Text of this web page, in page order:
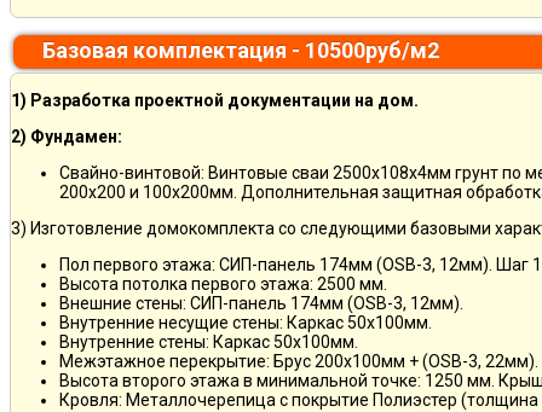
Базовая комплектация - 10500руб/м2
1) Разработка проектной документации на дом.
2) Фундамен:
Свайно-винтовой: Винтовые сваи 2500х108х4мм грунт по
200х200 и 100х200мм. Дополнительная защитная
3) Изготовление домокомплекта со следующими базовыми
Пол первого этажа: СИП-панель 174мм (OSB-3, 12мм). Шаг
Высота потолка первого этажа: 2500 мм.
Внешние стены: СИП-панель 174мм (OSB-3, 12мм).
Внутренние несущие стены: Каркас 50х100мм.
Внутренние стены: Каркас 50х100мм.
Межэтажное перекрытие: Брус 200х100мм + (OSB-3, 22мм).
Высота второго этажа в минимальной точке: 1250 мм.
Кровля: Металлочерепица с покрытие Полиэстер